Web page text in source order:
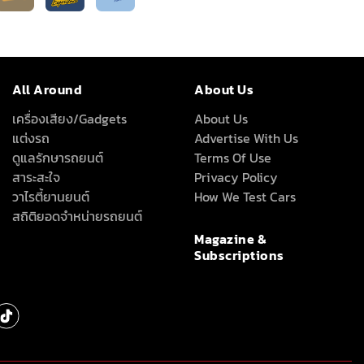
All Around
เครื่องเสียง/Gadgets
แต่งรถ
ดูแลรักษารถยนต์
สาระสะใจ
วาไรตี้ยานยนต์
สถิติยอดจำหน่ายรถยนต์
About Us
About Us
Advertise With Us
Terms Of Use
Privacy Policy
How We Test Cars
Magazine &
Subscriptions